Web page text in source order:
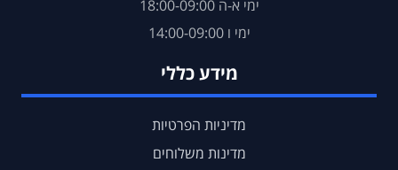
ימי א-ה 18:00-09:00
ימי ו 14:00-09:00
מידע כללי
מדיניות הפרטיות
מדינות משלוחים